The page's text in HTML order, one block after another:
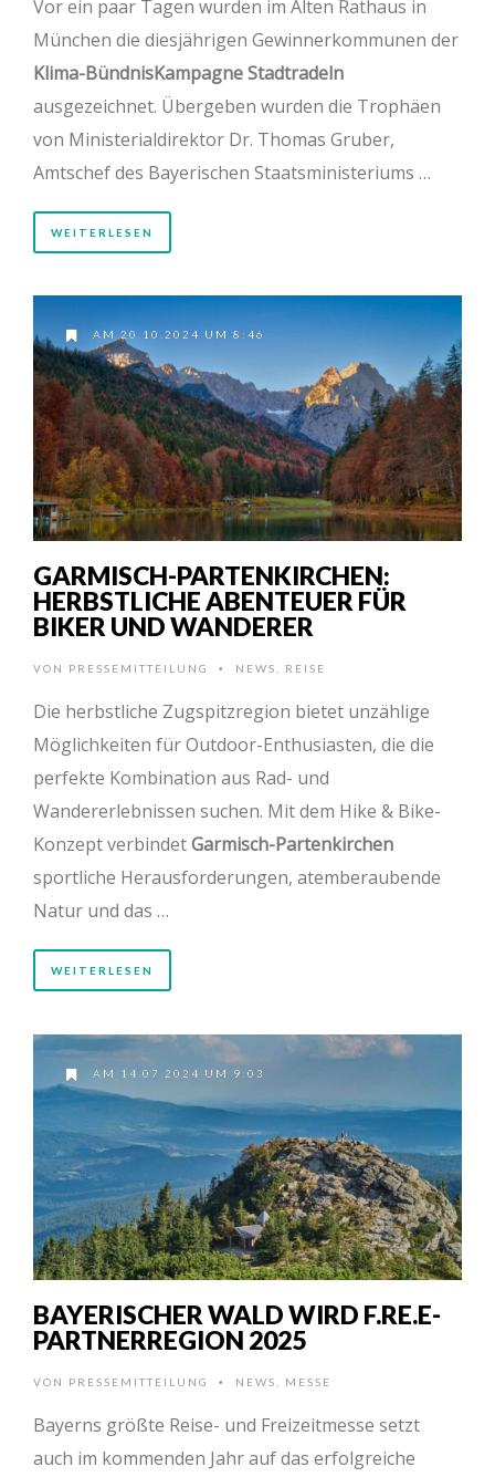
Vor ein paar Tagen wurden im Alten Rathaus in
München die diesjährigen Gewinnerkommunen der
Klima-BündnisKampagne Stadtradeln
ausgezeichnet. Übergeben wurden die Trophäen
von Ministerialdirektor Dr. Thomas Gruber,
Amtschef des Bayerischen Staatsministeriums …
WEITERLESEN
AM 20.10.2024 UM 8:46
GARMISCH-PARTENKIRCHEN:
HERBSTLICHE ABENTEUER FÜR
BIKER UND WANDERER
VON PRESSEMITTEILUNG • NEWS REISE
Die herbstliche Zugspitzregion bietet unzählige
Möglichkeiten für Outdoor-Enthusiasten, die die
perfekte Kombination aus Rad- und
Wandererlebnissen suchen. Mit dem Hike & Bike-
Konzept verbindetGarmisch-Partenkirchen
sportliche Herausforderungen, atemberaubende
Natur und das …
WEITERLESEN
AM 14.07.2024 UM 9:03
BAYERISCHER WALD WIRD F.RE.E-
PARTNERREGION 2025
VON PRESSEMITTEILUNG • NEWS MESSE
Bayerns größte Reise- und Freizeitmesse setzt
auch im kommenden Jahr auf das erfolgreiche